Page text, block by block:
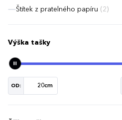
Štítek z pratelného papíru (2)
Výška tašky
OD: